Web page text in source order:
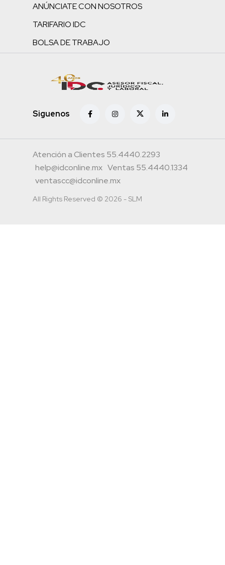
ANÚNCIATE CON NOSOTROS
TARIFARIO IDC
BOLSA DE TRABAJO
Siguenos
Atención a Clientes 55.4440.2293
help@idconline.mx Ventas 55.4440.1334
ventascc@idconline.mx
All Rights Reserved © 2026 - SLM